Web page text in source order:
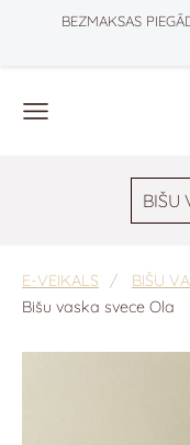
BEZMAKSAS
BIŠU
E-VEIKALS
BIŠU
Bišu vaska svece Ola